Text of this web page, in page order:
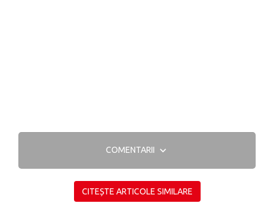
COMENTARII
CITEȘTE ARTICOLE SIMILARE